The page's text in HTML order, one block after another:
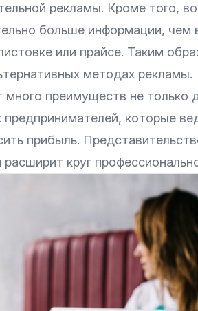
рекламы. Кроме того,
больше информации, чем
или прайсе. Таким
методах рекламы.
много преимуществ не только
которые
прибыль.
круг